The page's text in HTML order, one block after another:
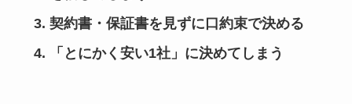
契約書・保証書を見ずに口約束で決める
「とにかく安い1社」に決めてしまう